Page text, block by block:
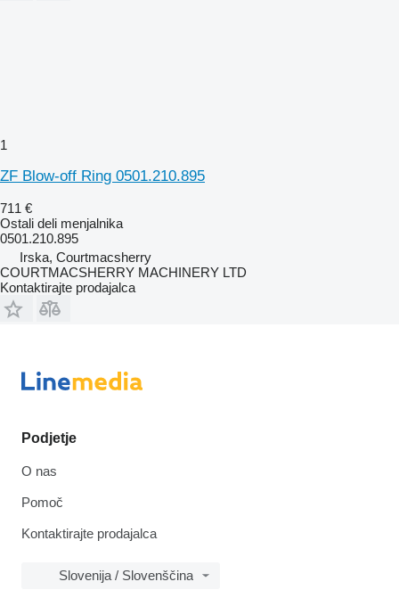
1
ZF Blow-off Ring 0501.210.895
711 €
Ostali deli menjalnika
0501.210.895
Irska, Courtmacsherry
COURTMACSHERRY MACHINERY LTD
Kontaktirajte prodajalca
Podjetje
O nas
Pomoč
Kontaktirajte prodajalca
Slovenija / Slovenščina